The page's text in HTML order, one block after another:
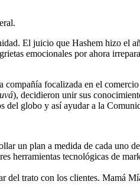
El juicio que Hashem hizo el
emocionales por ahora
compañía focalizada en el
), decidieron unir sus
del globo y así ayudar a la
un plan a medida de cada uno
herramientas tecnológicas de
del trato con los clientes. Mamá